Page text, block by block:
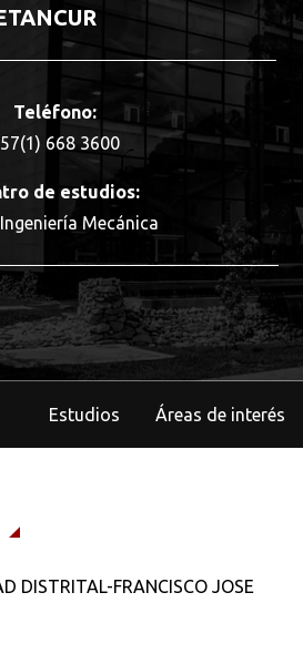
Teléfono:
668 3600
de estudios:
Ingeniería Mecánica
Estudios Áreas de interés
DISTRITAL-FRANCISCO JOSE